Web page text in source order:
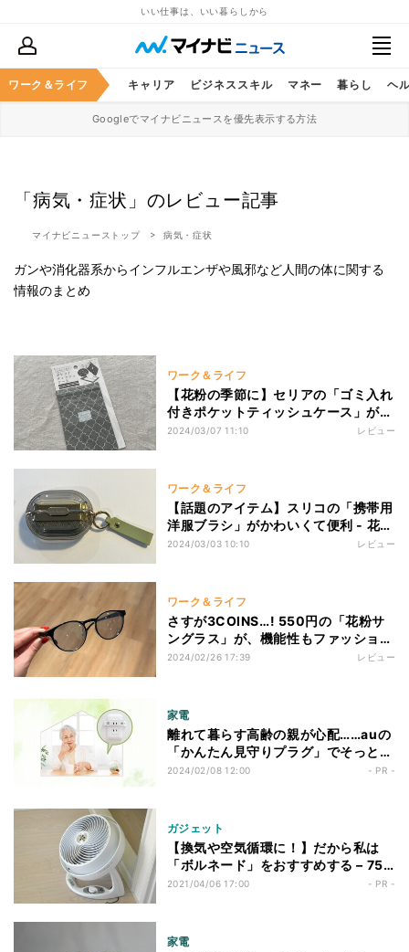
いい仕事は、いい暮らしから
ワーク＆ライフ キャリア ビジネススキル マネー 暮らし ヘ
Googleでマイナビニュースを優先表示する方法
「病気・症状」のレビュー記事
マイナビニューストップ 病気・症状
ガンや消化器系からインフルエンザや風邪など人間の体に関する
情報のまとめ
ワーク＆ライフ
【花粉の季節に】セリアの「ゴミ入れ
付きポケットティッシュケース」が便
利すぎて手放せない!
2024/03/07 11:10 レビュー
ワーク＆ライフ
【話題のアイテム】スリコの「携帯用
洋服ブラシ」がかわいくて便利 - 花粉
対策にも!
2024/03/03 10:10 レビュー
ワーク＆ライフ
さすが3COINS…! 550円の「花粉サ
ングラス」が、機能性もファッション
性も兼ね備えた感動アイテムだった
2024/02/26 17:39 レビュー
家電
離れて暮らす高齢の親が心配……auの
「かんたん見守りプラグ」でそっと見
守りませんか？
2024/02/08 12:00 - PR -
ガジェット
【換気や空気循環に！】だから私は
「ボルネード」をおすすめする – 75
年以上米国で愛される“サーキュレー
2021/04/06 17:00 - PR -
家電